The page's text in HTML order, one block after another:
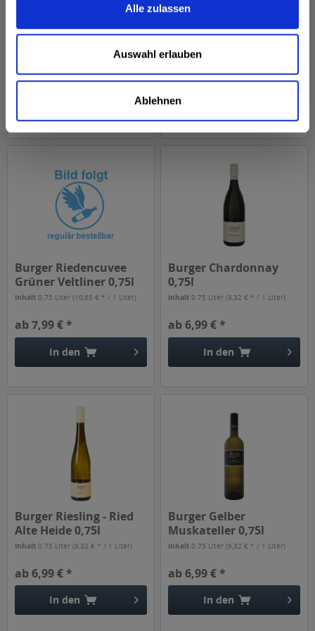
Alle zulassen
Auswahl erlauben
Ablehnen
(9,32 € * / 1 Liter)
ab 6,99 € *
Alte Reben 0,75l
Inhalt
ab 6,99 € *
Burger Riedencuvee
Grüner Veltliner 0,75l
Inhalt0.75 Liter(10,65 € * / 1 Liter)
ab 7,99 € *
In den
Burger Chardonnay
0,75l
Inhalt0.75 Liter(9,32 € * / 1 Liter)
ab 6,99 € *
In den
Burger Riesling - Ried
Alte Heide 0,75l
Inhalt0.75 Liter(9,32 € * / 1 Liter)
ab 6,99 € *
In den
Burger Gelber
Muskateller 0,75l
Inhalt0.75 Liter(9,32 € * / 1 Liter)
ab 6,99 € *
In den